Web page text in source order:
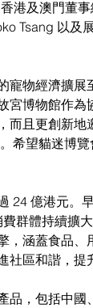
港及澳門董
Tsang 以及
寵物經濟擴展
宮博物館作為
而且更創新地
希望貓迷博
24 億港元。
群體持續擴
，涵蓋食品
區和諧，提
品，包括中國